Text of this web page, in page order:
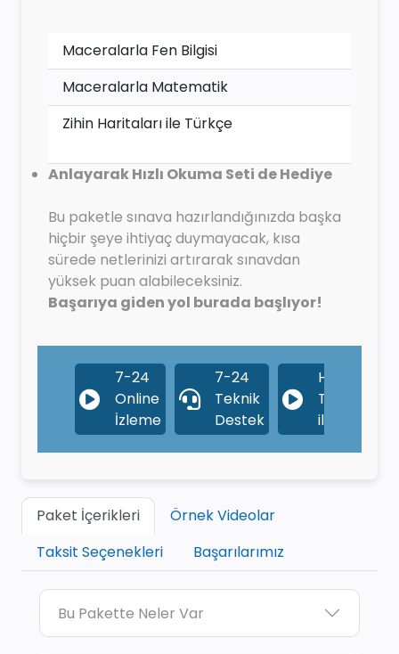
Maceralarla Fen Bilgisi
Maceralarla Matematik
Zihin Haritaları ile Türkçe
Anlayarak Hızlı Okuma Seti de Hediye
Bu paketle sınava hazırlandığınızda başka
hiçbir şeye ihtiyaç duymayacak, kısa
sürede netlerinizi artırarak sınavdan
yüksek puan alabileceksiniz.
Başarıya giden yol burada başlıyor!
7-24
Online
İzleme
7-24
Teknik
Destek
Hafıza
Teknikleri
ile Anlatım
Paket İçerikleri
Örnek Videolar
Taksit Seçenekleri
Başarılarımız
Bu Pakette Neler Var